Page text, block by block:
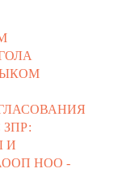
И
НОО -